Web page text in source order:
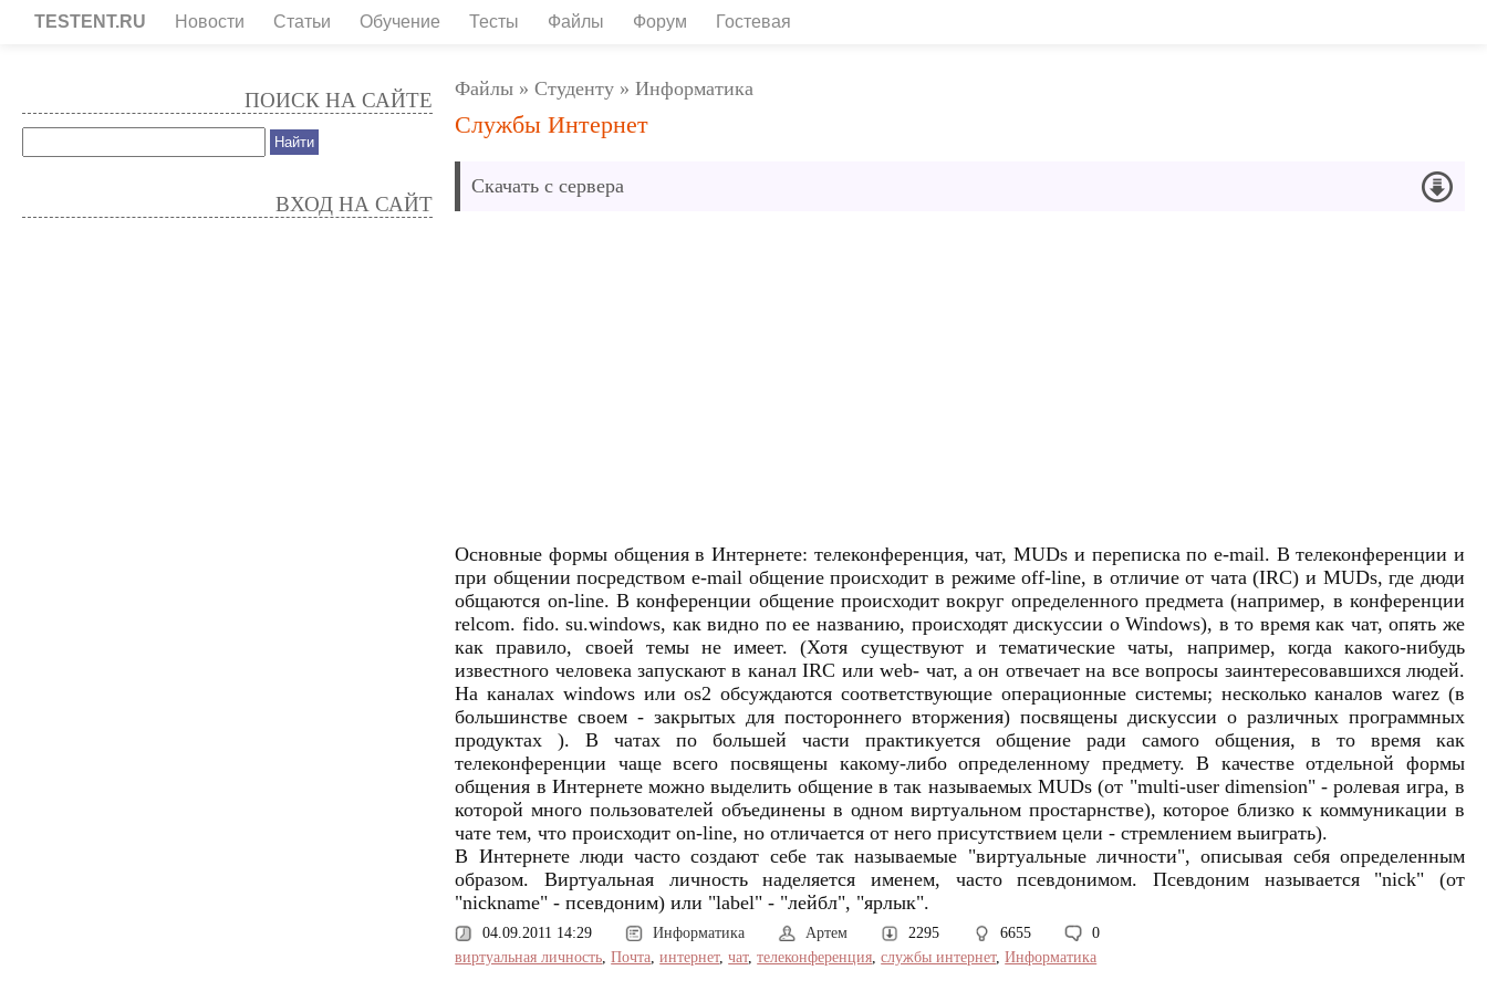
TESTENT.RU Новости Статьи Обучение Тесты Файлы Форум Гостевая
Файлы »Студенту »Информатика
Службы Интернет
Скачать с сервера
Основные формы общения в Интернете: телеконференция, чат, MUDs и переписка по e-mail. В телеконференции и
при общении посредством e-mail общение происходит в режиме off-line, в отличие от чата (IRC) и MUDs, где дюди
общаются on-line. В конференции общение происходит вокруг определенного предмета (например, в конференции
relcom. fido. su.windows, как видно по ее названию, происходят дискуссии о Windows), в то время как чат, опять же
как правило, своей темы не имеет. (Хотя существуют и тематические чаты, например, когда какого-нибудь
известного человека запускают в канал IRC или web- чат, а он отвечает на все вопросы заинтересовавшихся людей.
На каналах windows или os2 обсуждаются соответствующие операционные системы; несколько каналов warez (в
большинстве своем - закрытых для постороннего вторжения) посвящены дискуссии о различных программных
продуктах ). В чатах по большей части практикуется общение ради самого общения, в то время как
телеконференции чаще всего посвящены какому-либо определенному предмету. В качестве отдельной формы
общения в Интернете можно выделить общение в так называемых MUDs (от "multi-user dimension" - ролевая игра, в
которой много пользователей объединены в одном виртуальном простарнстве), которое близко к коммуникации в
чате тем, что происходит on-line, но отличается от него присутствием цели - стремлением выиграть).
В Интернете люди часто создают себе так называемые "виртуальные личности", описывая себя определенным
образом. Виртуальная личность наделяется именем, часто псевдонимом. Псевдоним называется "nick" (от
"nickname" - псевдоним) или "label" - "лейбл", "ярлык".
04.09.2011 14:29 Информатика Артем 2295 6655
0
виртуальная личность,Почта,интернет,чат,телеконференция,службы интернет,Информатика
ПОИСК НА САЙТЕ
ВХОД НА САЙТ